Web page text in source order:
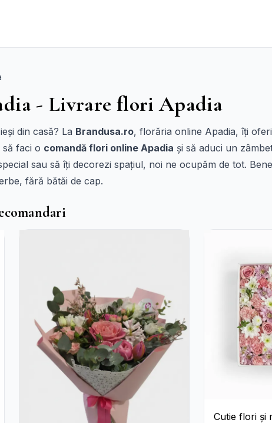
- Livrare flori Apadia
din casă? La Brandusa.ro, florăria online Apadia, îți
să faci o comandă flori online Apadia și să aduci un
sau să îți decorezi spațiul, noi ne ocupăm de tot.
fără bătăi de cap.
Cutie flori și